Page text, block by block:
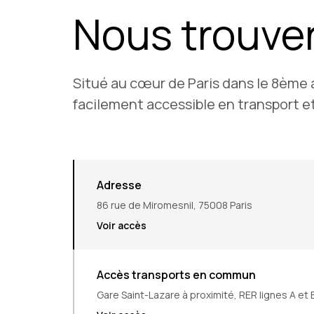
Nous
Situé au cœur de Paris dans le 8ème
facilement accessible en transport
Adresse
86 rue de Miromesnil, 75008 Paris
Voir accès
Accès transports en commun
Gare Saint-Lazare à proximité, RER lignes A et